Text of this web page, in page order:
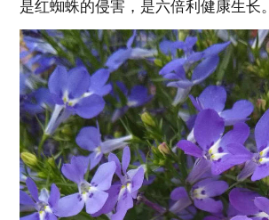
是红蜘蛛的侵害，是六倍利健康生长。